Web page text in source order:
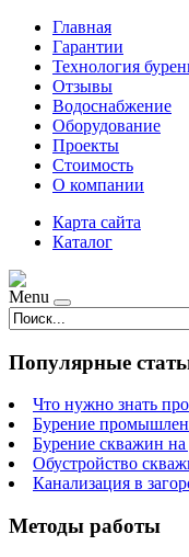
Главная
Гарантии
Технология
Отзывы
Водоснабжение
Оборудование
Проекты
Стоимость
О компании
Карта сайта
Каталог
Menu
Популярные
Что нужно знать
Бурение
Бурение скважин
Обустройство
Канализация в
Методы работы